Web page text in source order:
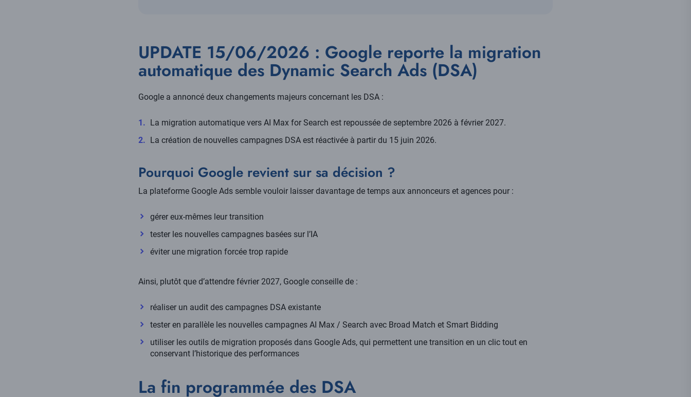
UPDATE 15/06/2026 : Google reporte la migration
automatique des Dynamic Search Ads (DSA)
Google a annoncé deux changements majeurs concernant les DSA :
La migration automatique vers AI Max for Search est repoussée de septembre 2026 à février 2027.
La création de nouvelles campagnes DSA est réactivée à partir du 15 juin 2026.
Pourquoi Google revient sur sa décision ?
La plateforme Google Ads semble vouloir laisser davantage de temps aux annonceurs et agences pour :
gérer eux-mêmes leur transition
tester les nouvelles campagnes basées sur l’IA
éviter une migration forcée trop rapide
Ainsi, plutôt que d’attendre février 2027, Google conseille de :
réaliser un audit des campagnes DSA existante
tester en parallèle les nouvelles campagnes AI Max / Search avec Broad Match et Smart Bidding
utiliser les outils de migration proposés dans Google Ads, qui permettent une transition en un clic tout en
conservant l’historique des performances
La fin programmée des DSA